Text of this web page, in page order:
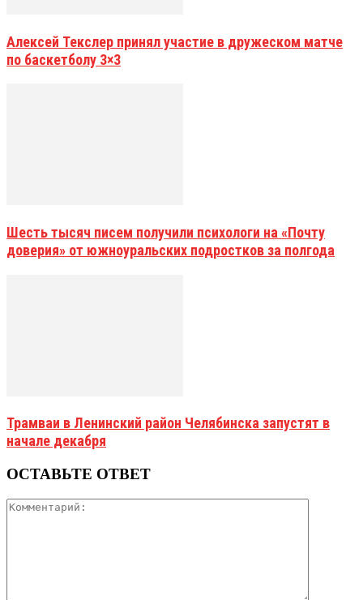
Алексей Текслер принял участие в дружеском матче
по баскетболу 3×3
Шесть тысяч писем получили психологи на «Почту
доверия» от южноуральских подростков за полгода
Трамваи в Ленинский район Челябинска запустят в
начале декабря
ОСТАВЬТЕ ОТВЕТ